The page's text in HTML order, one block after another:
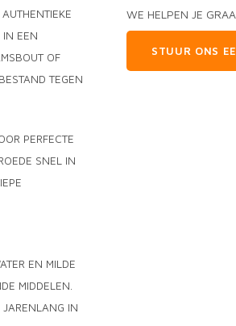
IN EEN
OF
TEGEN
PERFECTE
SNEL IN
EN MILDE
MIDDELEN.
JARENLANG IN
WE HELPEN JE
STUUR ONS